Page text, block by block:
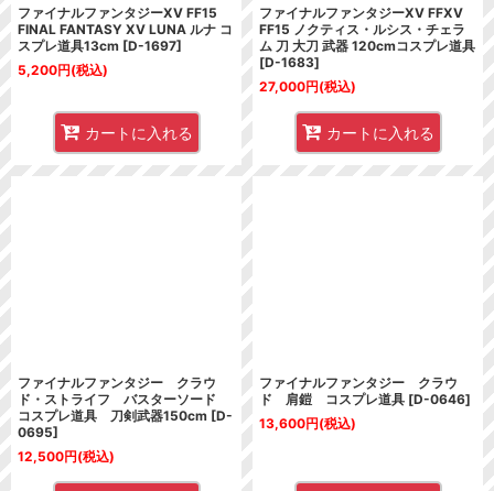
ファイナルファンタジーXV FF15
FINAL FANTASY XV LUNA ルナ コ
スプレ道具13cm [D-1697]
5,200円(税込)
カートに入れる
ファイナルファンタジーXV FFXV
FF15 ノクティス・ルシス・チェラ
ム 刀 大刀 武器 120cmコスプレ道具
[D-1683]
27,000円(税込)
カートに入れる
ファイナルファンタジー クラウ
ド・ストライフ バスターソード
コスプレ道具 刀剣武器150cm [D-
0695]
12,500円(税込)
ファイナルファンタジー クラウ
ド 肩鎧 コスプレ道具 [D-0646]
13,600円(税込)